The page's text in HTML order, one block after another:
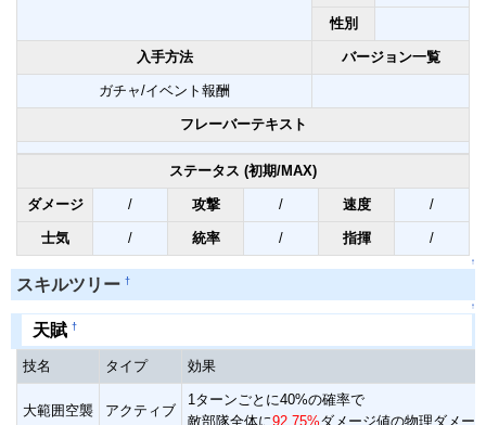
性別
入手方法 バージョン一覧
ガチャ/イベント報酬
フレーバーテキスト
ステータス (初期/MAX)
ダメージ / 攻撃 / 速度 /
士気 / 統率 / 指揮 /
↑
スキルツリー †
↑
天賦 †
技名 タイプ 効果
大範囲空襲 アクティブ
1ターンごとに40%の確率で
敵部隊全体に92.75%ダメージ値の物理ダメー